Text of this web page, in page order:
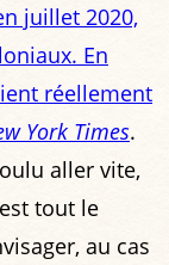
juillet 2020,
En
réellement
York Times.
aller vite,
tout le
au cas